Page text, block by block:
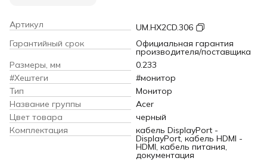
Артикул
UM.HX2CD.306
Гарантийный срок
Официальная гарантия
производителя/поставщика
Размеры, мм
0.233
#Хештеги
#монитор
Тип
Монитор
Название группы
Acer
Цвет товара
черный
Комплектация
кабель DisplayPort -
DisplayPort, кабель HDMI -
HDMI, кабель питания,
документация